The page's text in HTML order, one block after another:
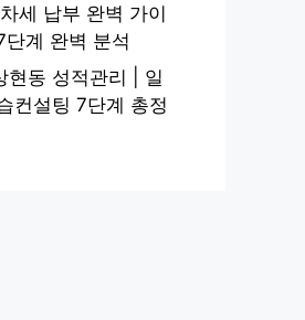
세 납부 완벽 가이
계 완벽 분석
현동 성적관리 | 일
컨설팅 7단계 총정